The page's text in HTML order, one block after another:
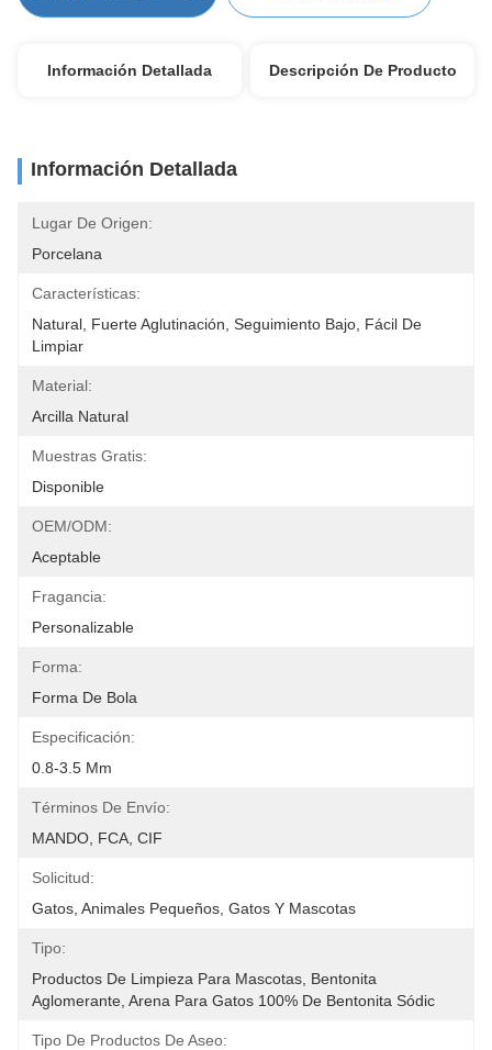
Información Detallada Descripción De Producto
Información Detallada
Lugar De Origen:
Porcelana
Características:
Natural, Fuerte Aglutinación, Seguimiento Bajo, Fácil De
Limpiar
Material:
Arcilla Natural
Muestras Gratis:
Disponible
OEM/ODM:
Aceptable
Fragancia:
Personalizable
Forma:
Forma De Bola
Especificación:
0.8-3.5 Mm
Términos De Envío:
MANDO, FCA, CIF
Solicitud:
Gatos, Animales Pequeños, Gatos Y Mascotas
Tipo:
Productos De Limpieza Para Mascotas, Bentonita
Aglomerante, Arena Para Gatos 100% De Bentonita Sódic
Tipo De Productos De Aseo: